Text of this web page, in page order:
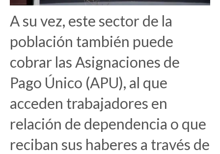
A su vez, este sector de la
población también puede
cobrar las Asignaciones de
Pago Único (APU), al que
acceden trabajadores en
relación de dependencia o que
reciban sus haberes a través de